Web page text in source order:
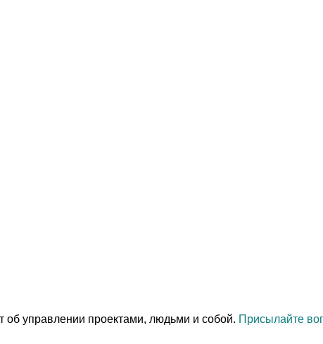
об управлении проектами, людьми и собой. Присылайте